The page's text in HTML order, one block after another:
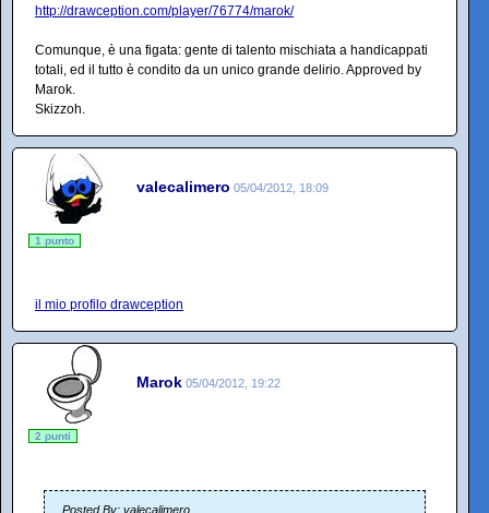
http://drawception.com/player/76774/marok/
Comunque, è una figata: gente di talento mischiata a handicappati
totali, ed il tutto è condito da un unico grande delirio. Approved by
Marok.
Skizzoh.
valecalimero 05/04/2012, 18:09
1 punto
il mio profilo drawception
Marok 05/04/2012, 19:22
2 punti
Posted By: valecalimero